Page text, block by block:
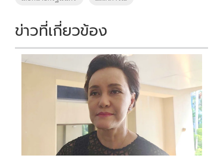
ข่าวที่เกี่ยวข้อง